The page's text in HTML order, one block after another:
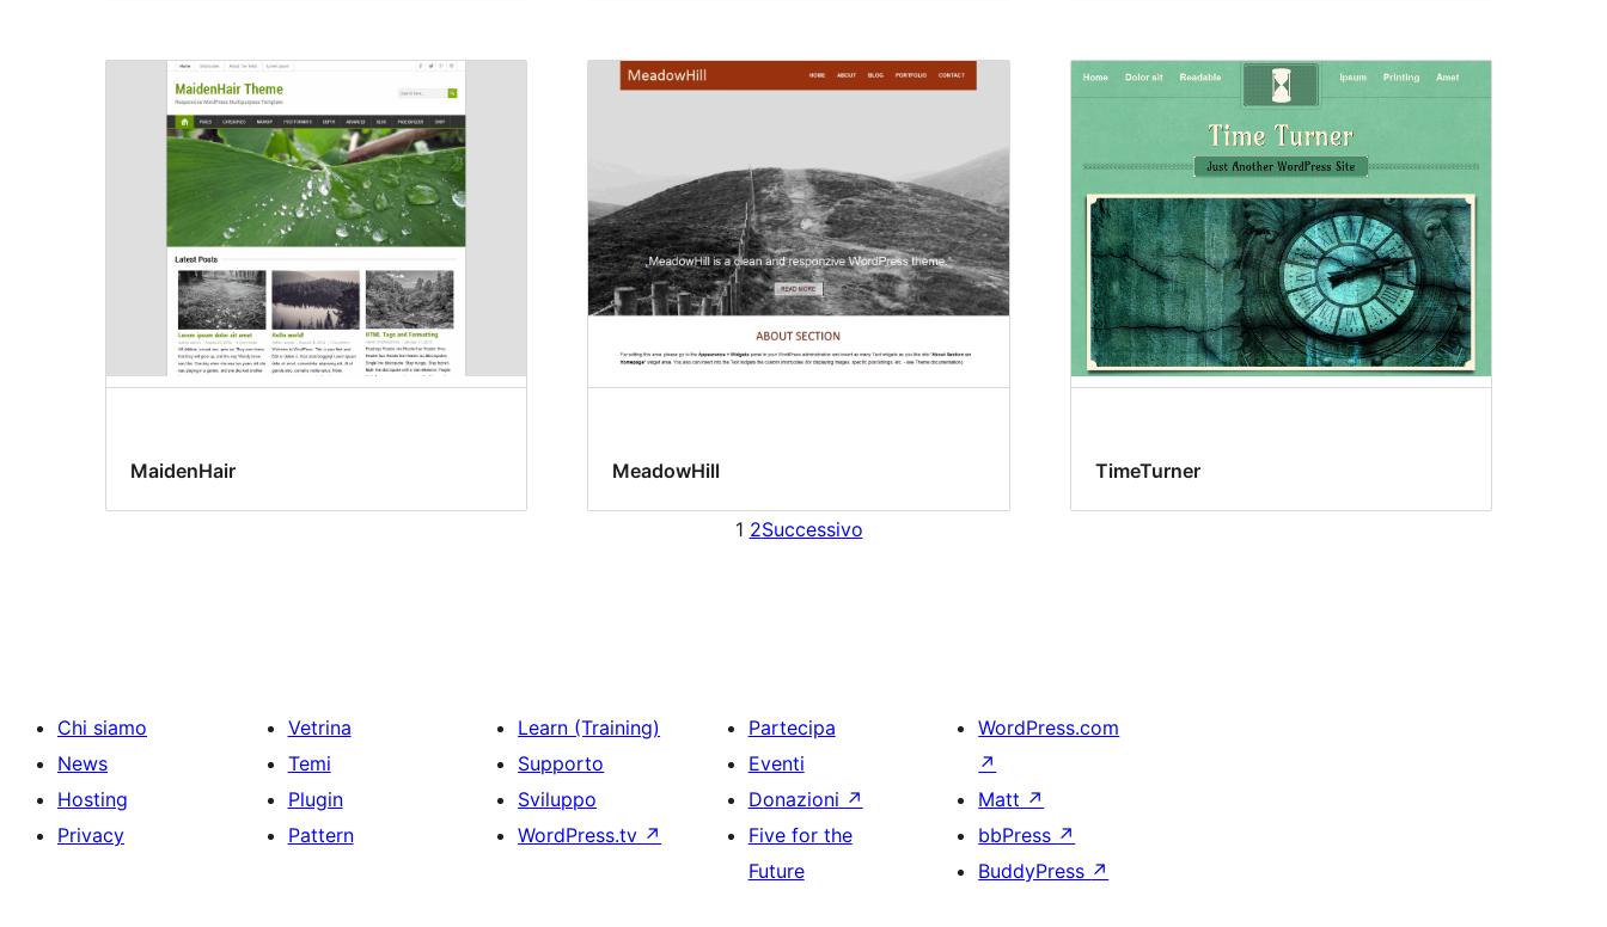
MaidenHair MeadowHill TimeTurner
1 2Successivo
Chi siamo
News
Hosting
Privacy
Vetrina
Temi
Plugin
Pattern
Learn (Training)
Supporto
Sviluppo
WordPress.tv ↗
Partecipa
Eventi
Donazioni ↗
Five for the
Future
WordPress.com
↗
Matt ↗
bbPress ↗
BuddyPress ↗